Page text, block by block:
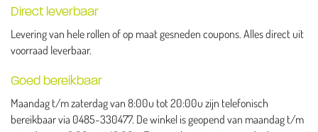
Direct leverbaar
Levering van hele rollen of op maat gesneden coupons. Alles direct uit
voorraad leverbaar.
Goed bereikbaar
Maandag t/m zaterdag van 8:00u tot 20:00u zijn telefonisch
bereikbaar via 0485-330477. De winkel is geopend van maandag t/m